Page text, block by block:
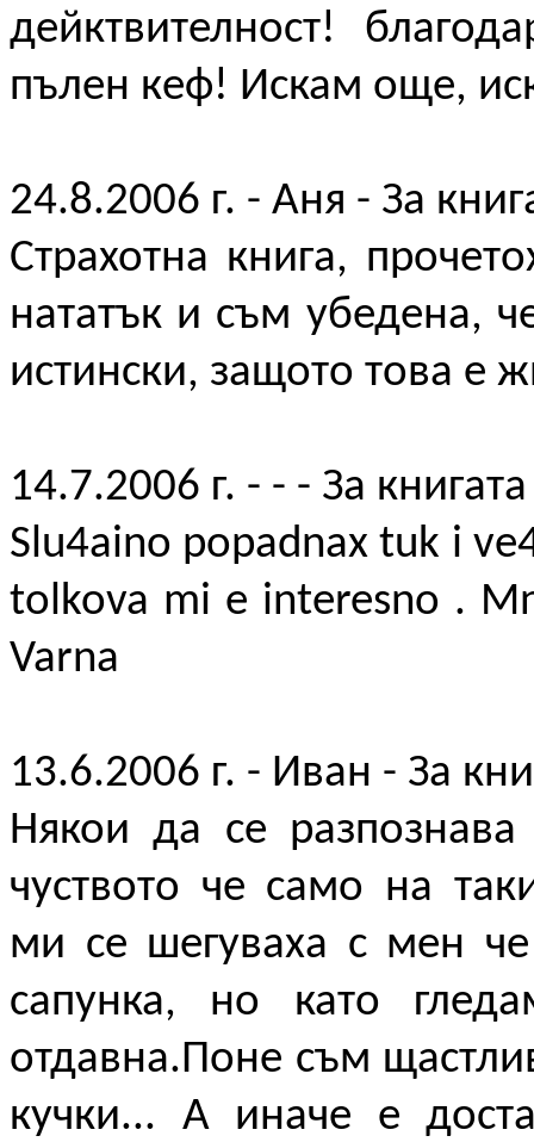
дейктвителност!
пълен кеф! Искам още,
24.8.2006 г. - Аня - За
Страхотна книга,
нататък и съм убедена,
истински, защото това е
14.7.2006 г. - - - За книгата
Slu4aino popadnax tuk i
tolkova mi e interesno .
Varna
13.6.2006 г. - Иван - За
Някои да се
чуството че само на
ми се шегуваха с мен
сапунка, но като
отдавна.Поне съм
кучки... А иначе е